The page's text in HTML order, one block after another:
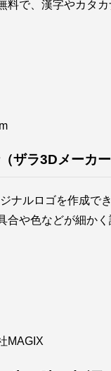
料で、漢字やカタ
ザラ3Dメーカー
ナルロゴを作成で
合や色などが細か
MAGIX